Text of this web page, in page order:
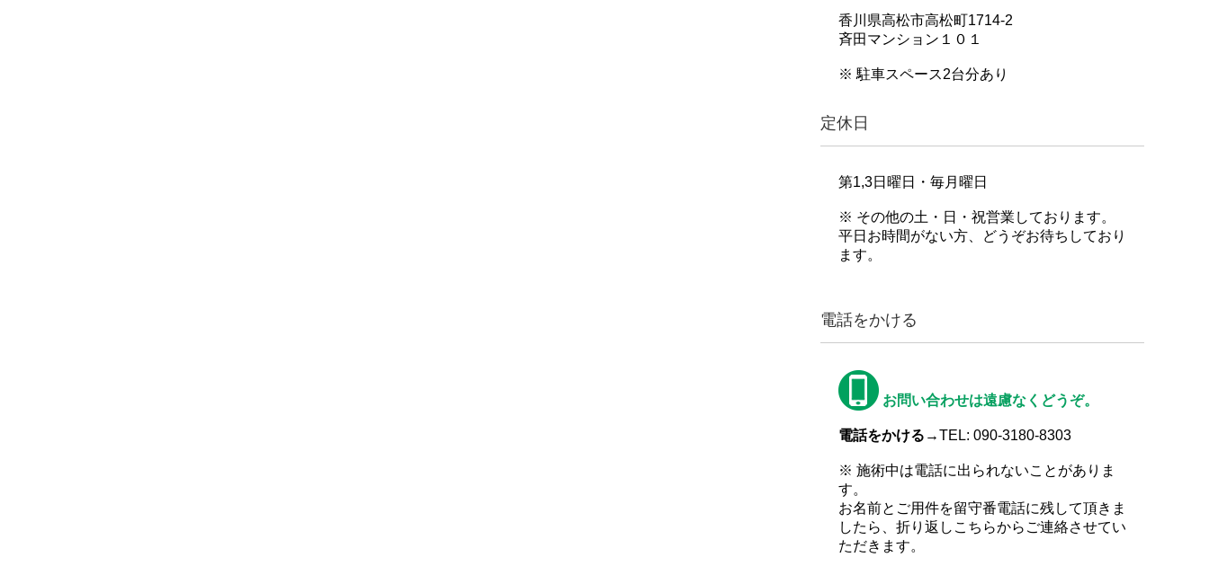
香川県高松市高松町1714-2
斉田マンション１０１
※ 駐車スペース2台分あり
定休日
第1,3日曜日・毎月曜日
※ その他の土・日・祝営業しております。
平日お時間がない方、どうぞお待ちしており
ます。
電話をかける
お問い合わせは遠慮なくどうぞ。
電話をかける→TEL: 090-3180-8303
※ 施術中は電話に出られないことがありま
す。
お名前とご用件を留守番電話に残して頂きま
したら、折り返しこちらからご連絡させてい
ただきます。